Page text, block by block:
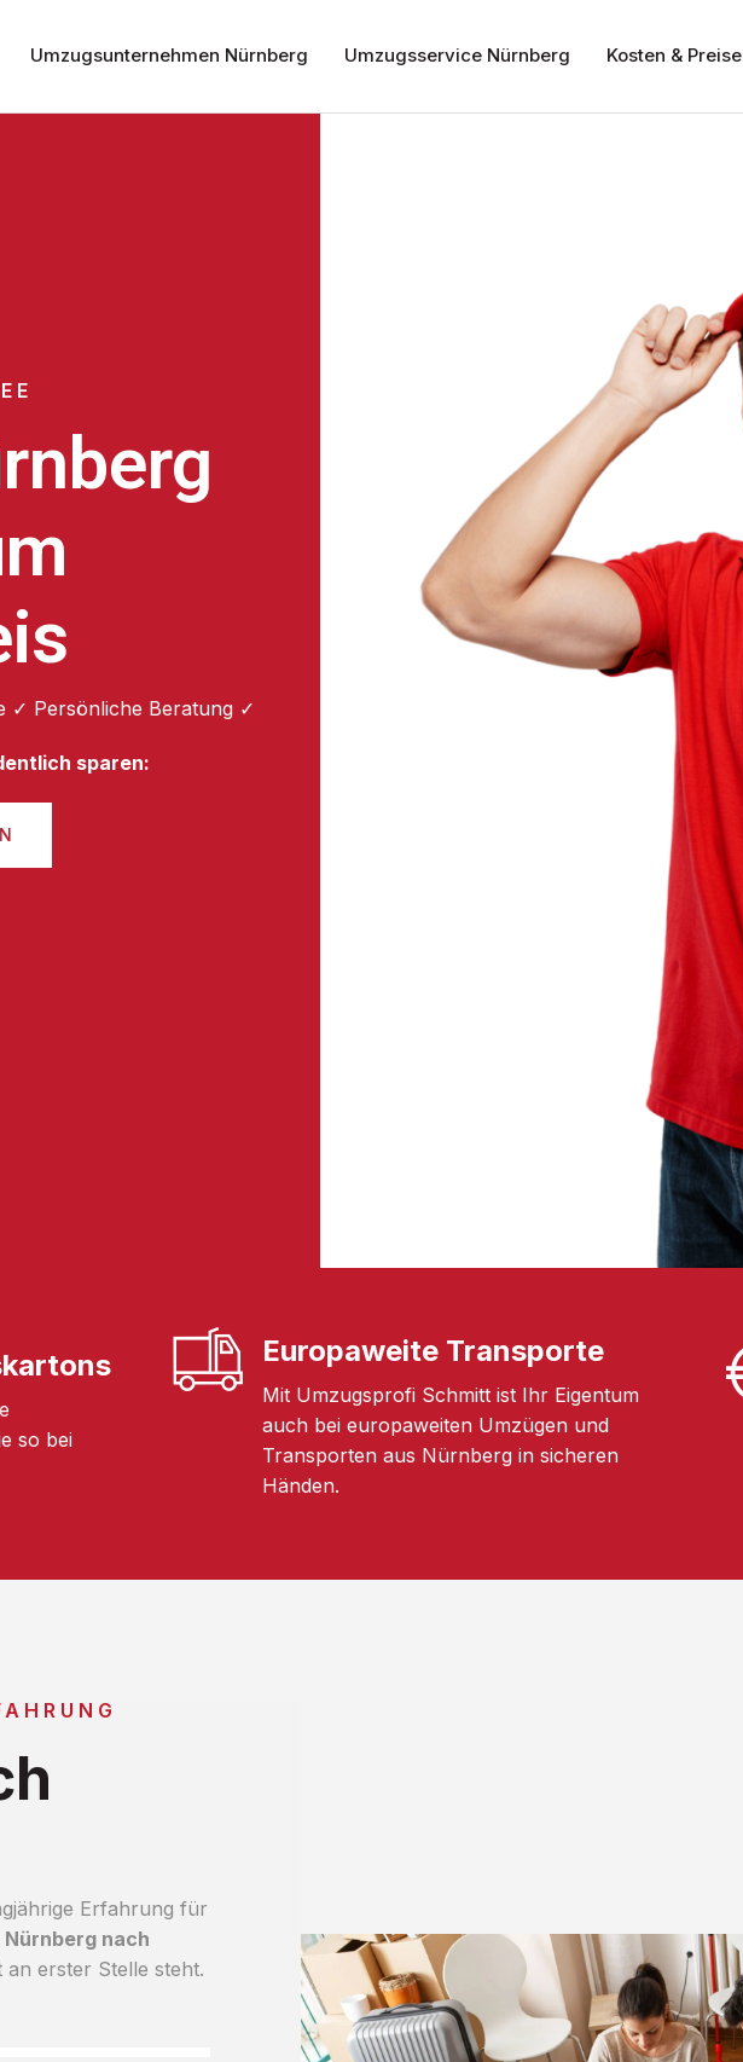
Umzugsunternehmen Nürnberg Umzugsservice Nürnberg Kosten & Preise
✓ Persönliche Beratung ✓
sparen:
so bei
Europaweite Transporte
Mit Umzugsprofi Schmitt ist Ihr Eigentum
auch bei europaweiten Umzügen und
Transporten aus Nürnberg in sicheren
Händen.
Erfahrung für
nach
erster Stelle steht.